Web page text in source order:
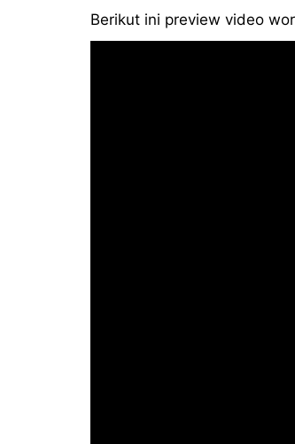
Berikut ini preview video